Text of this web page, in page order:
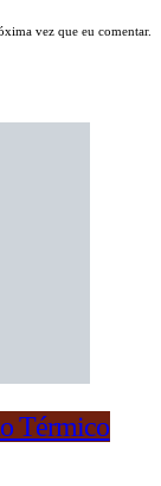
vez que eu comentar.
Térmico